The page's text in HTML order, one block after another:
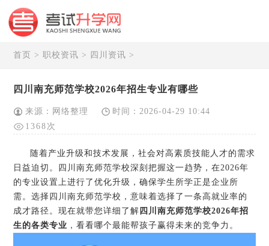
首页 >职校资讯 > 四川资讯 >
四川南充师范学校2026年招生专业有哪些
来源：网络整理
时间：2026-04-29 10:44
1368次
随着产业升级和技术发展，社会对高素质技能人才的需求
日益迫切。四川南充师范学校深刻把握这一趋势，在2026年
的专业设置上进行了优化升级，确保学生所学正是企业所
需。选择四川南充师范学校，意味着选择了一条高就业率的
成才路径。现在就带您详细了解 四川南充师范学校2026年招
生的各类专业 ，看看哪个最能帮孩子赢得未来的竞争力。